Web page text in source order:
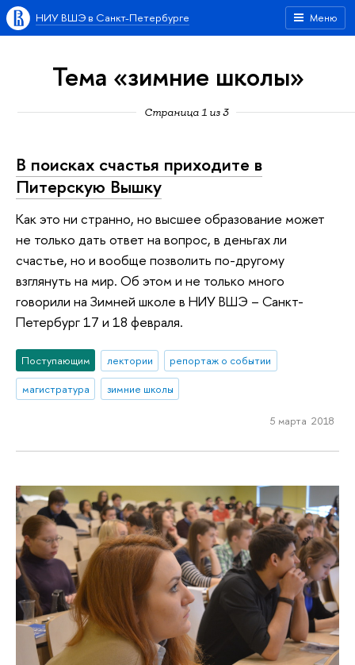
Меню
НИУ ВШЭ в Санкт-Петербурге
Тема «зимние школы»
Страница 1 из 3
В поисках счастья приходите в
Питерскую Вышку
Как это ни странно, но высшее образование может
не только дать ответ на вопрос, в деньгах ли
счастье, но и вообще позволить по-другому
взглянуть на мир. Об этом и не только много
говорили на Зимней школе в НИУ ВШЭ – Санкт-
Петербург 17 и 18 февраля.
Поступающим лектории
репортаж о событии
магистратура
зимние школы
5 марта 2018